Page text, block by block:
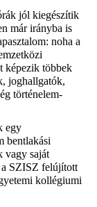
jól kiegészítik
már irányba is
noha a
képezik többek
joghallgatók,
történelem-
egy
bentlakási
vagy saját
SZISZ felújított
kollégiumi